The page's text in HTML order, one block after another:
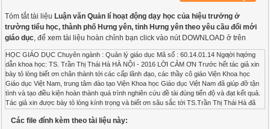
Tóm tắt tài liệu Luận văn Quản lí hoạt động dạy học của hiệu trưởng ở
trường tiểu học, thành phố Hưng yên, tỉnh Hưng yên theo yêu cầu đổi mới
giáo dục, để xem tài liệu hoàn chỉnh bạn click vào nút DOWNLOAD ở trên
HỌC GIÁO DỤC Chuyên ngành : Quản lý giáo dục Mã số : 60.14.01.14 Ngƣời hƣớng dẫn khoa học: TS. Trần Thị Thái Hà HÀ NỘI - 2016 LỜI CẢM ƠN Trước hết tác giả xin bày tỏ lòng biết ơn chân thành tới các cấp lãnh đạo, các thầy cô giáo Viện Khoa học Giáo dục Việt Nam, trung tâm đào tạo Viện Khoa học Giáo dục Việt Nam đã giúp đỡ tận tình và tạo điều kiện hoàn thành quá trình nghiên cứu đề tài đúng tiến độ và đạt kết quả. Tác giả xin được bày tỏ lòng kính trọng và biết ơn sâu sắc tới TS.Trần Thị Thái Hà đã góp ý chân thành để luận văn được hoàn thành. Tác giả xin cảm ơn tới Ban lãnh đạo, chuyên viên phòng GD&ĐT và các đồng chí quản lý, giáo viên các trường tiểu học trên địa bàn thành phố Hưng Yên tạo điều kiện thuận lợi cho tác giả được học tập, nghiên cứu thu thập nguồn tài liệu thực tế, những người thân trong gia đình và bạn bè động viên khích lệ, tác giả hoàn thành luận văn. Quá trình thực hiện luận văn là quá trình tác giả học hỏi và trưởng thành rất nhiều trong lĩnh vực khoa học. Bản thân tác giả cố gắng rất nhiều song luận văn không tránh khỏi thiếu sót. Kính mong nhận được sự góp ý chân thành của các cấp lãnh đạo, các thầy cô giáo, bạn bè đồng nghiệp để luận văn có giá trị hơn. Xin trân trọng cảm ơn! Hà Nội, năm 2016 Tác giả Vũ Thị Thu Hương DANH MỤC CHỮ VIẾT TẮT Viết tắt Viết đầy đủ CBQL Cán bộ quản lý CNH- HĐH Công nghiệp hóa - hiện đại hóa CNTT Công nghệ thông tin CSVC Cơ sở vật chất GD&ĐT Giáo dục và đào tạo NQ / TW Nghị quyết / trung ương PCGDTH Phổ cập giáo dục tiểu học PPDH Phương pháp dạy học PTCS Phổ thông cơ sở PTTH Phổ thông trung học QL Quản lý QLGD Quản lý giáo dục TCN Trước công nguyên TH Tiểu học UBND Ủy ban nhân dân XHCN Xã hội chủ nghĩa MỤC LỤC MỞ ĐẦU .................................................................................................. 1 1. Lý do chọn đề tài ................................................................................. 1 2. Mục đích nghiên cứu .......................................................................... 3 3. Khách thể và đối tƣợng nghiên cứu .................................................. 3 3.1. Khách thể nghiên cứu ................................................................. 3 3.2. Đối tượng nghiên cứu ................................................................. 3 4. Nhiệm vụ của nghiên cứu ................................................................... 3 5. Phạm vi nghiên cứu ............................................................................ 4 6. Phƣơng pháp nghiên cứu ................................................................... 4 6.1. Nhóm phương pháp nghiên cứu lý luận ................................... 4 6.2. Nhóm phương pháp nghiên cứu thực tiễn ................................ 4 7. Cấu trúc luận văn ................................................................................ 5 Chƣơng 1: CƠ SỞ LÍ LUẬN VỀ QUẢN LÍ HOẠT ĐỘNG DẠY HỌC CỦA HIỆU TRƢỞNG TRƢỜNG TIỂU HỌC ĐÁP ỨNG YÊU CẦU ĐỔI MỚI .............................................................................. 6 1.1. Lịch sử nghiên cứu vấn đề............................................................... 6 1.2. Một số khái niệ và uận cơ ản của đề tài .............................. 9 1.2.1. Trường tiểu học trong hệ thống giáo dục quốc dân ............... 9 1.2.1.1. Vị trí, nhiệm vụ, quyền hạn của trường tiểu học .................. 9 1.2.1.2. Mục tiêu của giáo dục tiểu học ........................................... 10 1.2.2. Quản lý ................................................................................... 11 1.2.2.1. Quản lý ................................................................................ 11 1.2.2.2. Chức năng quản lý .............................................................. 13 1.2.2.3. Biện pháp quản lý ............................................................... 15 1.2.3. Quản lý trường tiểu học ......................................................... 15 1.2.4. Quản lý hoạt động dạy học .................................................... 15 1.2.4.1. Khái niệm dạy học .............................................................. 15 1.2.4.2. Hoạt động dạy học .............................................................. 16 1.2.4.3. Quản lý hoạt động dạy học ................................................. 17 1.3. Các yêu cầu đổi mới của giáo dục tiểu học trong hoạt động dạy học hiện nay ........................................................................................... 18 1.4. Nội dung và yêu cầu quản lý hoạt động dạy học trong trƣờng tiểu học đáp ứng yêu cầu đổi mới ........................................................ 19 1.4.1. Trách nhiệm chung ................................................................ 19 1.4.2. Những nội dung quản lý hiệu trưởng cần chú ý đối với hoạt động dạy học đáp ứng yêu cầu đổi mới giáo dục ................................... 20 1.4.2.1. Quản lý thực hiện mục tiêu dạy học ................................... 20 1.4.2.2. Quản lý thực hiện nội dung, kế hoạch dạy học .................. 21 1.4.2.3. Quản lý thực hiện đổi mới phương pháp dạy học .............. 22 1.4.2.4. Quản lý việc nhận xét đánh giá kết quả học tập của học sinh ... 23 1.4.2.5. Quản lý đánh giá kết quả hoạt động dạy học của giáo viên...... 24 1.4.2.6. Quản lý phương tiện dạy học ............................................. 24 1.4.2.7. Quản lý môi trường giáo dục ............................................. 25 Kết luận chƣơng 1 ................................................................................. 28 Chƣơng 2: THỰC TRẠNG QUẢN LÍ DẠY HỌC CỦA HIỆU TRƢỞNG CÁC TRƢỜNG TIỂU HỌC Ở THÀNH PHỐ HƢNG YÊN, TỈNH HƢNG YÊN ...................................................................... 29 2.1. Khái quát về điều kiện tự nhiên kinh tế xã hội thành phố Hƣng Yên .........................................................................................29 2.1.1. Vị trí địa lý, điều kiện tự nhiên và đặc điểm dân cư ............. 29 2.1.2. Tình hình phát triển giáo dục và đào tạo của thành phố ...... 30 2.2. Thực trạng giáo dục Tiểu học ở thành phố Hƣng Yên tỉnh Hƣng Yên ............................................................................................ 32 2.2.1. Quy mô trường lớp, học sinh ................................................. 32 2.2.2. Đặc điểm và chất lượng của học sinh tiểu học thành phố Hưng Yên ................................................................................................ 32 2.2.3. Đội ngũ giáo viên tiểu học của thành phố Hưng Yên ........... 33 2.2.4. Nhận xét chung về thực trạng giáo dục cấp tiểu học thành phố Hưng Yên ................................................................................................. 34 2.3. Thực trạng việc quản lý hoạt động dạy học ở các trƣờng Tiểu học thành phố Hƣng Yên ..................................................................... 35 2.3.1. Thực trạng đội ngũ cán bộ quản lý ở các trường tiểu học thành phố Hưng Yên ............................................................................... 35 2.3.1.1. Số lượng cơ cấu, độ tuổi của đội ngũ cán bộ quản lý ở các trường tiểu học thành phố Hưng Yên ..................................................... 35 2.3.1.2. Nhận thức của hiệu trưởng về quản lý hoạt động dạy học theo yêu cầu đổi mới giáo dục ở trường tiểu học ................................... 36 2.3.1.3. Nhận xét chung về thực trạng đội ngũ cán bộ quản lý ở các trường tiểu học thành phố Hưng Yên ..................................................... 38 2.3.2. Đánh giá việc thực hiện từng nội dung cụ thể ...................... 39 2.3.2.1. Mức độ thực hiện nội dung tổ chức các hoạt động nhằm quán triệt yêu cầu đổi mới giáo dục ở tiểu học cho giáo viên: .............. 39 2.3.2.2. Mức độ thực hiện nội dung chỉ đạo, kiểm tra, giám sát thực hiện mục tiêu dạy học theo yêu cầu đổi mới giáo dục ............................ 41 2.3.2.3. Mức độ thực hiện đầy đủ, đúng tiến độ nội dung chương trình dạy học. .......................................................................................... 42 2.3.2.4.Mức độ thực hiện phân công sử dụng hợp lý, bồi dưỡng nâng cao trình độ chuyên môn tay nghề cho đội ngũ giáo viên ............. 43 2.3.2.5. Mức độ thực hiện chỉ đạo trường thực hiện đa dạng hóa các hình thức tổ chức dạy học ....................................................................... 46 2.3.2.6. Mức độ thực hiện đầu tư và khai thác sử dụng hiệu quả cơ sở vật chất, trang thiết bị dạy học .......................................................... 47 2.3.2.7. Mức độ thực hiện phối hợp tốt các lực lượng giáo dục thái độ học tập,quản lý nề nếp học tập của học sinh ..................................... 49 2.3.2.8. Mức độ thực hiện đổi mới kiểm tra đánh giá xếp loại học sinh theo thông tư 30 ............................................................................... 50 2.4. Đánh giá chung về thực trạng ....................................................... 52 2.4.1. Mặt mạnh ............................................................................... 52 2.4.2. Hạn chế .................................................................................. 53 2.4.3. Nguyên nhân .......................................................................... 54 Kết luận chƣơng 2 ................................................................................. 56 Chƣơng 3: BIỆN PHÁP QUẢN LÝ CỦA HIỆU TRƢỞNG ĐỐI VỚI HOẠT ĐỘNG DẠY HỌC ĐÁP ỨNG YÊU CẦU ĐỔI MỚI GIÁO DỤC Ở CÁC TRƢỜNG TIỂU HỌC THÀNH PHỐ HƢNG YÊN TỈNH HƢNG YÊN ................................................................................. 57 3.1. Nguyên tắc đề xuất biện pháp ....................................................... 57 3.1.1. Nguyên tắc đảm bảo tính thực tiễn ........................................ 57 3.1.2. Nguyên tắc đảm bảo tính đồng bộ ......................................... 57 3.1.3. Nguyên tắc đảm bảo tính
Các file đính kèm theo tài liệu này: